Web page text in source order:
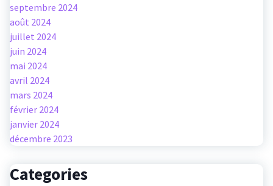
septembre 2024
août 2024
juillet 2024
juin 2024
mai 2024
avril 2024
mars 2024
février 2024
janvier 2024
décembre 2023
Categories